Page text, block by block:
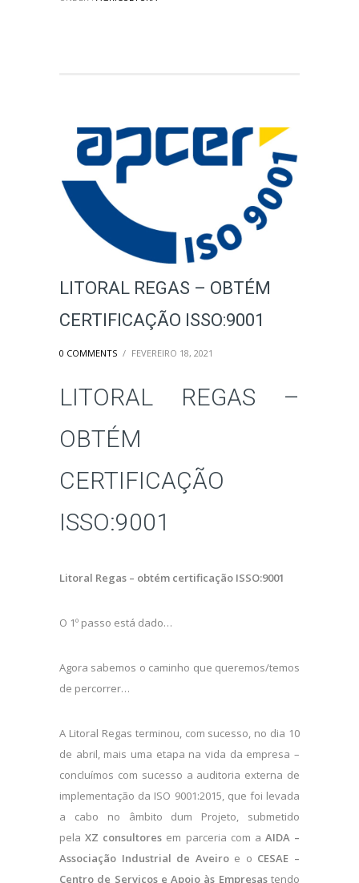
LITORAL REGAS – OBTÉM
CERTIFICAÇÃO ISSO:9001
0 COMMENTS / FEVEREIRO 18, 2021
LITORAL REGAS –
OBTÉM
CERTIFICAÇÃO
ISSO:9001
Litoral Regas – obtém certificação ISSO:9001
O 1º passo está dado…
Agora sabemos o caminho que queremos/temos
de percorrer…
A Litoral Regas terminou, com sucesso, no dia 10
de abril, mais uma etapa na vida da empresa –
concluímos com sucesso a auditoria externa de
implementação da ISO 9001:2015, que foi levada
a cabo no âmbito dum Projeto, submetido
pelaXZ consultores em parceria com a AIDA –
Associação Industrial de Aveiroe o CESAE –
Centro de Serviços e Apoio às Empresastendo